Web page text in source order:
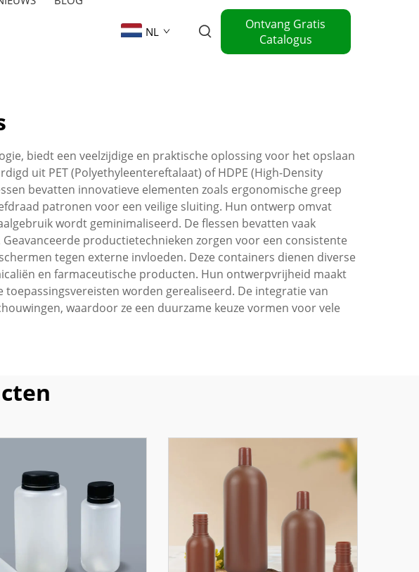
NL
Ontvang Gratis
Catalogus
biedt een veelzijdige en praktische oplossing voor het opslaan
uit PET (Polyethyleentereftalaat) of HDPE (High-Density
bevatten innovatieve elementen zoals ergonomische greep
patronen voor een veilige sluiting. Hun ontwerp omvat
wordt geminimaliseerd. De flessen bevatten vaak
productietechnieken zorgen voor een consistente
tegen externe invloeden. Deze containers dienen diverse
en farmaceutische producten. Hun ontwerpvrijheid maakt
worden gerealiseerd. De integratie van
waardoor ze een duurzame keuze vormen voor vele